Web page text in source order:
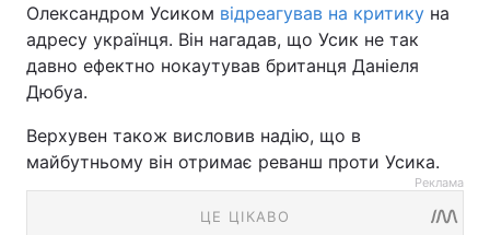
Олександром Усиком відреагував на критику на
адресу українця. Він нагадав, що Усик не так
давно ефектно нокаутував британця Даніеля
Дюбуа.
Верхувен також висловив надію, що в
майбутньому він отримає реванш проти Усика.
Реклама